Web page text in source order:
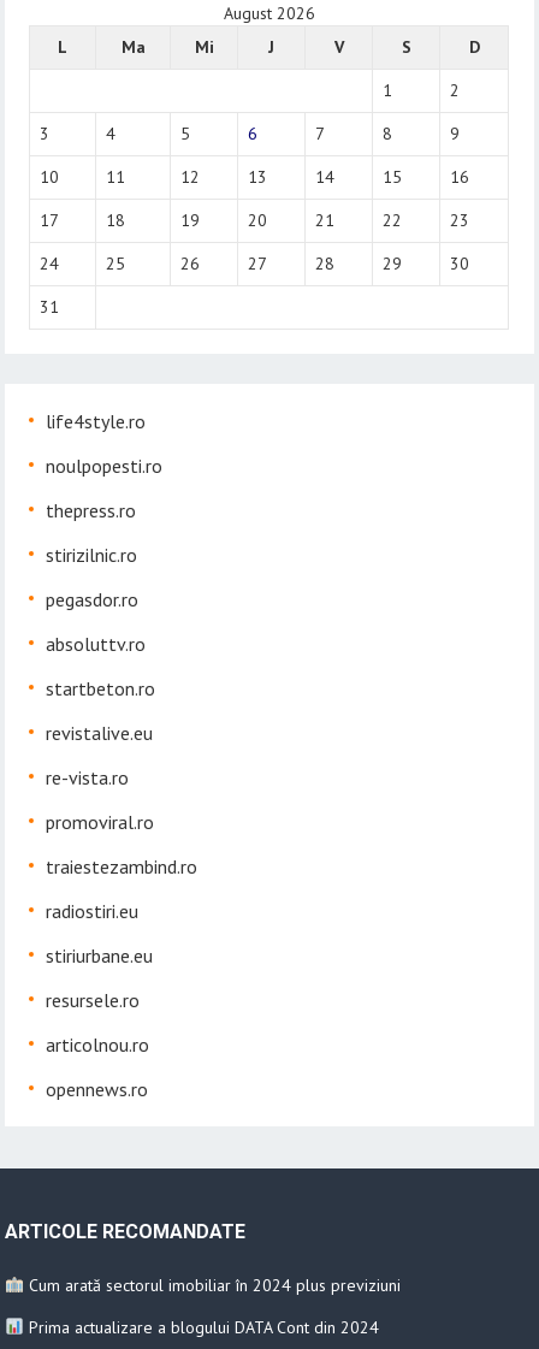
August 2026
L
Ma Mi J V S
D
1
2
3
4 5 6 7 8
9
10
11 12 13 14 15
16
17
18 19 20 21 22
23
24
25 26 27 28 29
30
31
life4style.ro
noulpopesti.ro
thepress.ro
stirizilnic.ro
pegasdor.ro
absoluttv.ro
startbeton.ro
revistalive.eu
re-vista.ro
promoviral.ro
traiestezambind.ro
radiostiri.eu
stiriurbane.eu
resursele.ro
articolnou.ro
opennews.ro
ARTICOLE RECOMANDATE
Cum arată sectorul imobiliar în 2024 plus previziuni
Prima actualizare a blogului DATA Cont din 2024